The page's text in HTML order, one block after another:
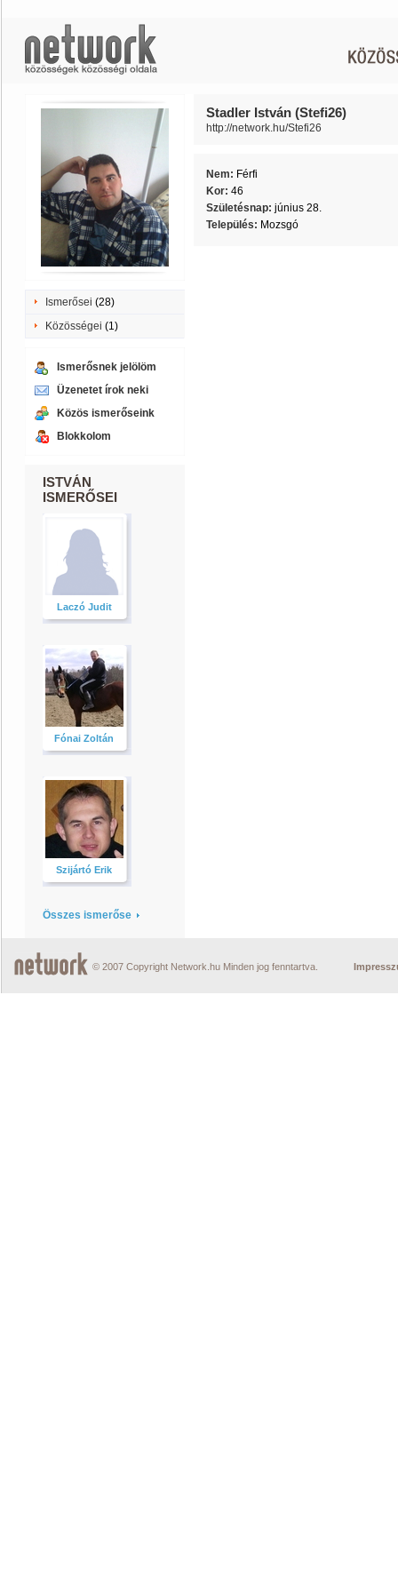
Ismerősei (28)
Közösségei (1)
Ismerősnek jelölöm
Üzenetet írok neki
Közös ismerőseink
Blokkolom
ISTVÁN
ISMERŐSEI
Laczó Judit
Fónai Zoltán
Szijártó Erik
Összes ismerőse
Stadler István (Stefi26)
http://network.hu/Stefi26
Nem: Férfi
Kor: 46
Születésnap: június 28.
Település: Mozsgó
© 2007 Copyright Network.hu Minden jog fenntartva.